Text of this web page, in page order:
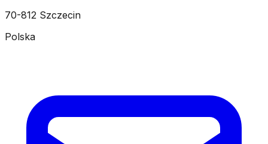
70-812 Szczecin
Polska